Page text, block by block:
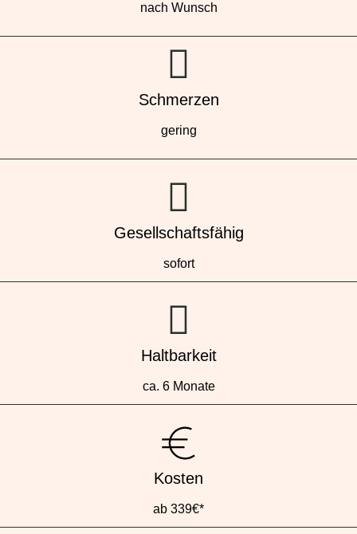
nach Wunsch
Schmerzen
gering
Gesellschaftsfähig
sofort
Haltbarkeit
ca. 6 Monate
Kosten
ab 339€*